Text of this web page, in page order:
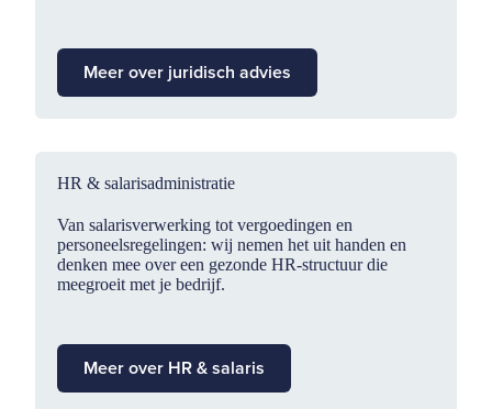
Meer over juridisch advies
HR & salarisadministratie
Van salarisverwerking tot vergoedingen en
personeelsregelingen: wij nemen het uit handen en
denken mee over een gezonde HR-structuur die
meegroeit met je bedrijf.
Meer over HR & salaris